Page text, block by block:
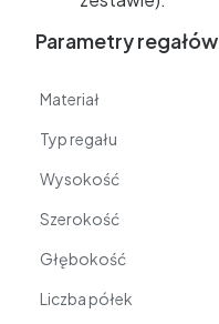
Parametry regałów
Materiał
Typ regału
Wysokość
Szerokość
Głębokość
Liczba półek